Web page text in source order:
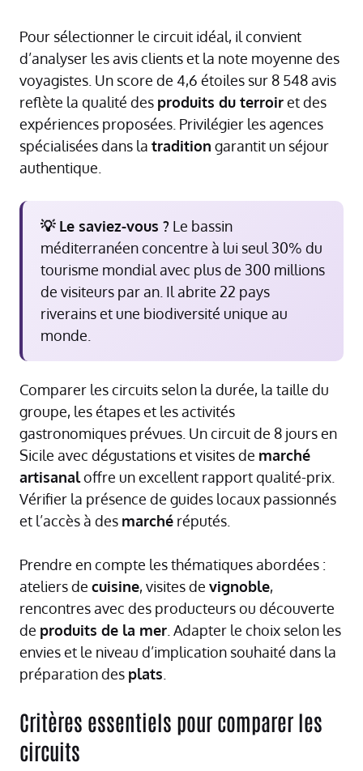
Pour sélectionner le circuit idéal, il convient
d’analyser les avis clients et la note moyenne des
voyagistes. Un score de 4,6 étoiles sur 8 548 avis
reflète la qualité des produits du terroiret des
expériences proposées. Privilégier les agences
spécialisées dans la tradition garantit un séjour
authentique.
💡 Le saviez-vous ? Le bassin
méditerranéen concentre à lui seul 30% du
tourisme mondial avec plus de 300 millions
de visiteurs par an. Il abrite 22 pays
riverains et une biodiversité unique au
monde.
Comparer les circuits selon la durée, la taille du
groupe, les étapes et les activités
gastronomiques prévues. Un circuit de 8 jours en
Sicile avec dégustations et visites de marché
artisanaloffre un excellent rapport qualité-prix.
Vérifier la présence de guides locaux passionnés
et l’accès à des marché réputés.
Prendre en compte les thématiques abordées :
ateliers de cuisine, visites de vignoble,
rencontres avec des producteurs ou découverte
de produits de la mer . Adapter le choix selon les
envies et le niveau d’implication souhaité dans la
préparation des plats
Critères essentiels pour comparer les
circuits